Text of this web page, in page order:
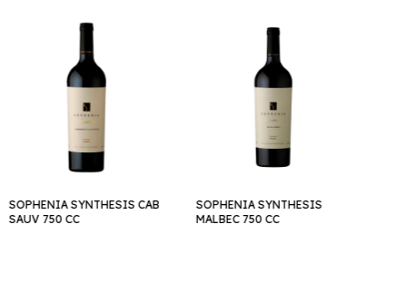
SOPHENIA SYNTHESIS CAB
SAUV 750 CC
SOPHENIA SYNTHESIS
MALBEC 750 CC